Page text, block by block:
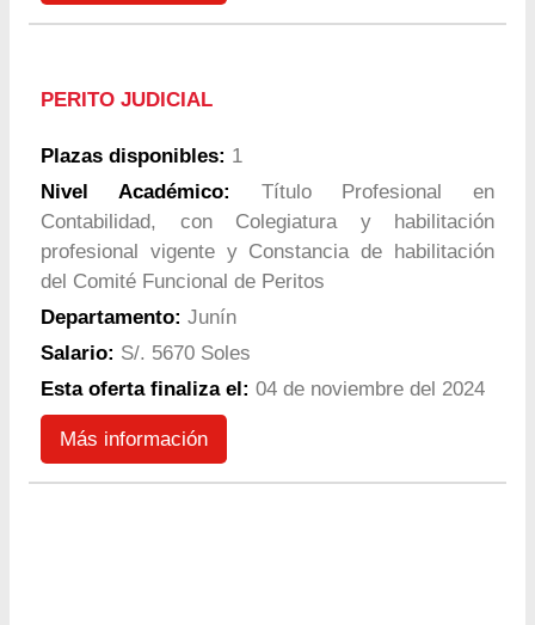
PERITO JUDICIAL
Plazas disponibles: 1
Nivel Académico: Título Profesional en
Contabilidad, con Colegiatura y habilitación
profesional vigente y Constancia de habilitación
del Comité Funcional de Peritos
Departamento: Junín
Salario: S/. 5670 Soles
Esta oferta finaliza el: 04 de noviembre del 2024
Más información